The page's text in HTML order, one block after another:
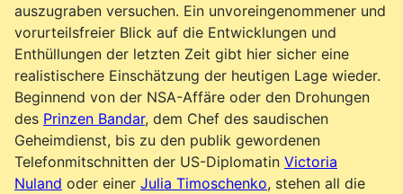
auszugraben versuchen. Ein unvoreingenommener und
vorurteilsfreier Blick auf die Entwicklungen und
Enthüllungen der letzten Zeit gibt hier sicher eine
realistischere Einschätzung der heutigen Lage wieder.
Beginnend von der NSA-Affäre oder den Drohungen
des Prinzen Bandar, dem Chef des saudischen
Geheimdienst, bis zu den publik gewordenen
Telefonmitschnitten der US-Diplomatin Victoria
Nuland oder einer Julia Timoschenko, stehen all die